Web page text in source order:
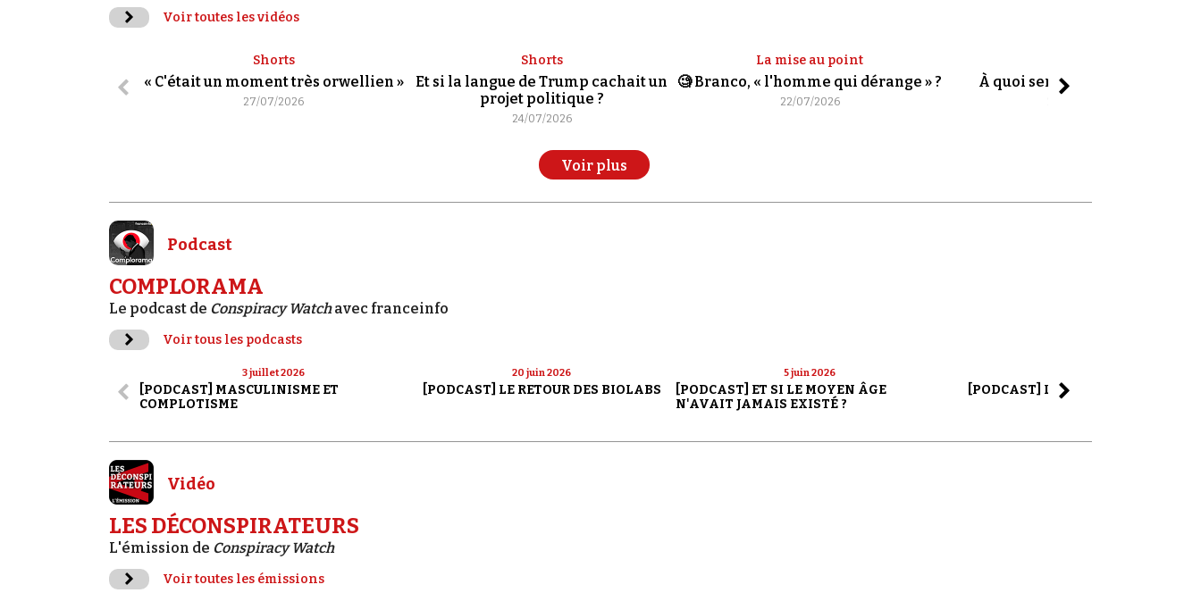
Voir toutes les vidéos
Shorts
« C'était un moment très orwellien »
27/07/2026
Shorts
Et si la langue de Trump cachait un
projet politique ?
24/07/2026
La mise au point
🧐 Branco, « l'homme qui dérange » ?
22/07/2026
À quoi servent les slogans ?
Voir plus
Podcast
COMPLORAMA
Le podcast de Conspiracy Watchavec franceinfo
Voir tous les podcasts
3 juillet 2026
[PODCAST] MASCULINISME ET
COMPLOTISME
20 juin 2026
[PODCAST] LE RETOUR DES BIOLABS
5 juin 2026
[PODCAST] ET SI LE MOYEN ÂGE
N'AVAIT JAMAIS EXISTÉ ?
[PODCAST] LA SAGA ALEX JONES
Vidéo
LES DÉCONSPIRATEURS
L'émission de Conspiracy Watch
Voir toutes les émissions